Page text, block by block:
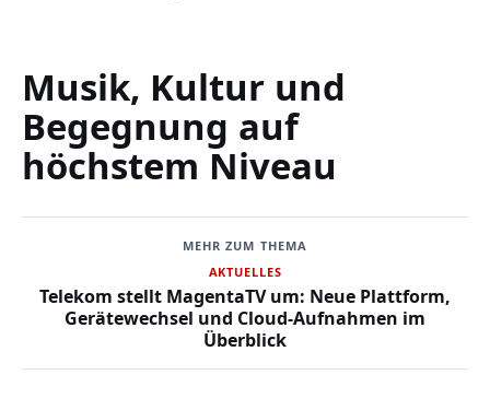
Musik, Kultur und
Begegnung auf
höchstem Niveau
MEHR ZUM THEMA
AKTUELLES
Telekom stellt MagentaTV um: Neue Plattform,
Gerätewechsel und Cloud-Aufnahmen im
Überblick